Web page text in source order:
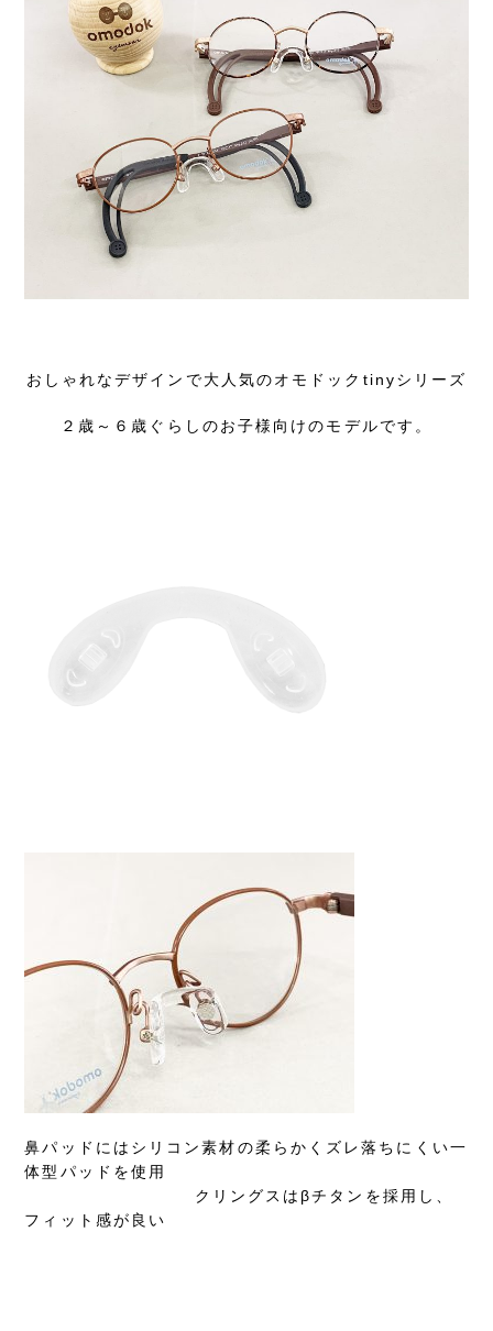
おしゃれなデザインで大人気のオモドックtinyシリーズ
２歳～６歳ぐらしのお子様向けのモデルです。
鼻パッドにはシリコン素材の柔らかくズレ落ちにくい一
体型パッドを使用
クリングスはβチタンを採用し、
フィット感が良い